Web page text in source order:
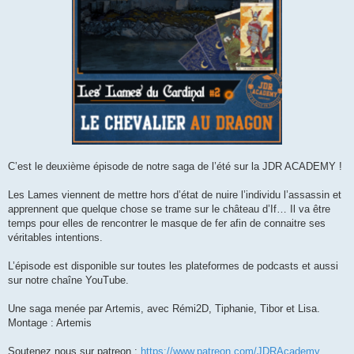
C’est le deuxième épisode de notre saga de l’été sur la JDR ACADEMY !
Les Lames viennent de mettre hors d’état de nuire l’individu l’assassin et
apprennent que quelque chose se trame sur le château d’If… Il va être
temps pour elles de rencontrer le masque de fer afin de connaitre ses
véritables intentions.
L’épisode est disponible sur toutes les plateformes de podcasts et aussi
sur notre chaîne YouTube.
Une saga menée par Artemis, avec Rémi2D, Tiphanie, Tibor et Lisa.
Montage : Artemis
Soutenez nous sur patreon : https://www.patreon.com/JDRAcademy